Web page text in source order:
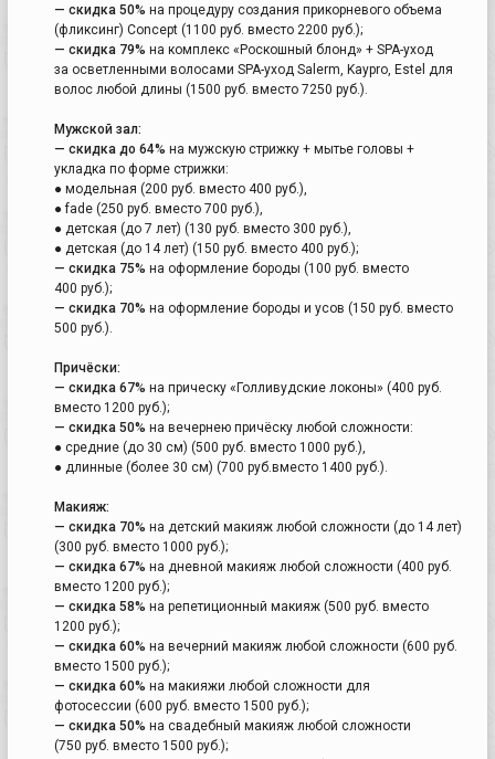
— скидка 50% на процедуру создания прикорневого объема
(фликсинг) Concept (1100 руб. вместо 2200 руб.);
— скидка 79% на комплекс «Роскошный блонд» + SPA-уход
за осветленными волосами SPA-уход Salerm, Kaypro, Estel для
волос любой длины (1500 руб. вместо 7250 руб.).
Мужской зал:
— скидка до 64% на мужскую стрижку + мытье головы +
укладка по форме стрижки:
● модельная (200 руб. вместо 400 руб.),
● fade (250 руб. вместо 700 руб.),
● детская (до 7 лет) (130 руб. вместо 300 руб.),
● детская (до 14 лет) (150 руб. вместо 400 руб.);
— скидка 75% на оформление бороды (100 руб. вместо
400 руб.);
— скидка 70% на оформление бороды и усов (150 руб. вместо
500 руб.).
Причёски:
— скидка 67% на прическу «Голливудские локоны» (400 руб.
вместо 1200 руб.);
— скидка 50% на вечернею причёску любой сложности:
● средние (до 30 см) (500 руб. вместо 1000 руб.),
● длинные (более 30 см) (700 руб.вместо 1400 руб.).
Макияж:
— скидка 70% на детский макияж любой сложности (до 14 лет)
(300 руб. вместо 1000 руб.);
— скидка 67% на дневной макияж любой сложности (400 руб.
вместо 1200 руб.);
— скидка 58% на репетиционный макияж (500 руб. вместо
1200 руб.);
— скидка 60% на вечерний макияж любой сложности (600 руб.
вместо 1500 руб.);
— скидка 60% на макияжи любой сложности для
фотосессии (600 руб. вместо 1500 руб.);
— скидка 50% на свадебный макияж любой сложности
(750 руб. вместо 1500 руб.);